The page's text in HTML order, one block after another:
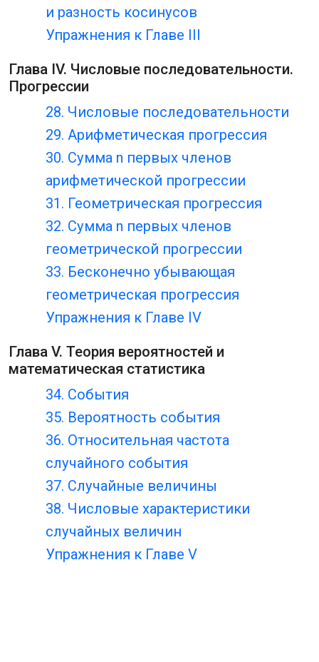
и разность косинусов
Упражнения к Главе III
Глава IV. Числовые последовательности.
Прогрессии
28. Числовые последовательности
29. Арифметическая прогрессия
30. Сумма n первых членов
арифметической прогрессии
31. Геометрическая прогрессия
32. Сумма n первых членов
геометрической прогрессии
33. Бесконечно убывающая
геометрическая прогрессия
Упражнения к Главе IV
Глава V. Теория вероятностей и
математическая статистика
34. События
35. Вероятность события
36. Относительная частота
случайного события
37. Случайные величины
38. Числовые характеристики
случайных величин
Упражнения к Главе V